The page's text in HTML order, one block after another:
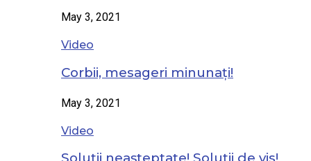
May 3, 2021
Video
Corbii, mesageri minunați!
May 3, 2021
Video